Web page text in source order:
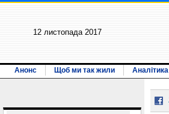
12 листопада 2017
Анонс Щоб ми так жили Аналітика